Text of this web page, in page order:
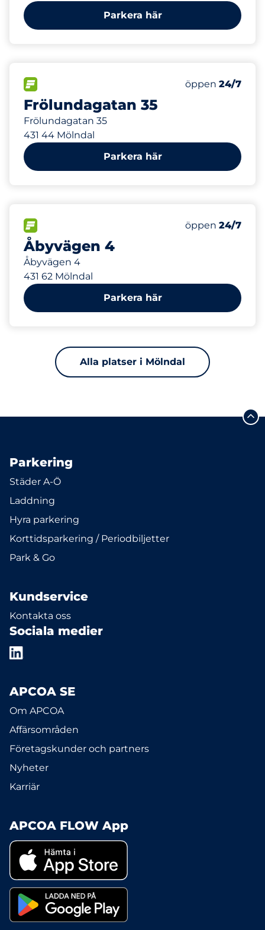
Parkera här
Frölundagatan 35
Frölundagatan 35
431 44 Mölndal
Antal
Totalt antal
Lördag
öppen 24/7
688 m
Parkera här
Åbyvägen 4
Åbyvägen 4
431 62 Mölndal
Antal
Electric Car
Lördag
öppen 24/7
711 m
Parkera här
Alla platser i Mölndal
Parkering
Städer A-Ö
Laddning
Hyra parkering
Korttidsparkering / Periodbiljetter
Park & Go
Kundservice
Kontakta oss
Sociala medier
APCOA SE
Om APCOA
Affärsområden
Företagskunder och partners
Nyheter
Karriär
APCOA FLOW App